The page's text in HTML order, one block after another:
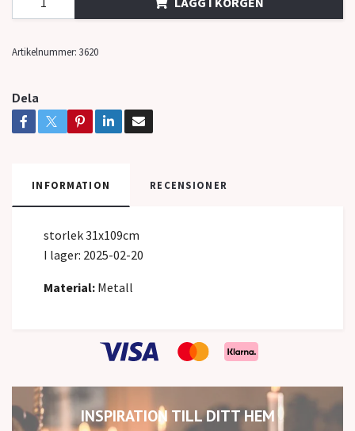
INSPIRATION TILL DITT HEM
Artikelnummer: 3620
Dela
INFORMATION RECENSIONER
storlek 31x109cm
I lager: 2025-02-20
Material: Metall